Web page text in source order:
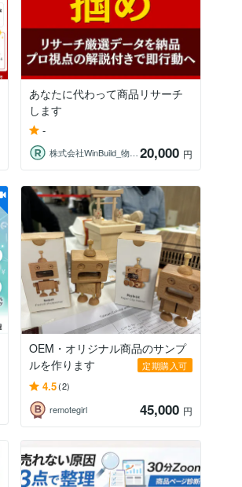
あなたに代わって商品リサーチ
します
-
株式会社WinBuild_物販投資 20,000 円
OEM・オリジナル商品のサンプ
ルを作ります
定期購入可
4.5(2)
remotegirl
45,000 円